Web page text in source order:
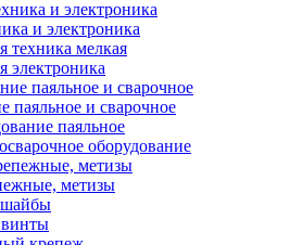
и электроника
техника мелкая
электроника
паяльное и сварочное
паяльное
оборудование
метизы